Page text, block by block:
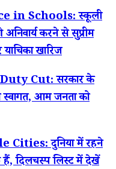
in Schools: स्कूली
अनिवार्य करने से सुप्रीम
खारिज
Cut: सरकार के
आम जनता को
दुनिया में रहने
दिलचस्प लिस्ट में देखें